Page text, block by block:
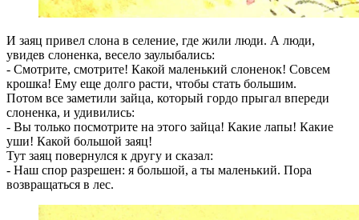
И заяц привел слона в селение, где жили люди. А люди,
увидев слоненка, весело заулыбались:
- Смотрите, смотрите! Какой маленький слоненок! Совсем
крошка! Ему еще долго расти, чтобы стать большим.
Потом все заметили зайца, который гордо прыгал впереди
слоненка, и удивились:
- Вы только посмотрите на этого зайца! Какие лапы! Какие
уши! Какой большой заяц!
Тут заяц повернулся к другу и сказал:
- Наш спор разрешен: я большой, а ты маленький. Пора
возвращаться в лес.